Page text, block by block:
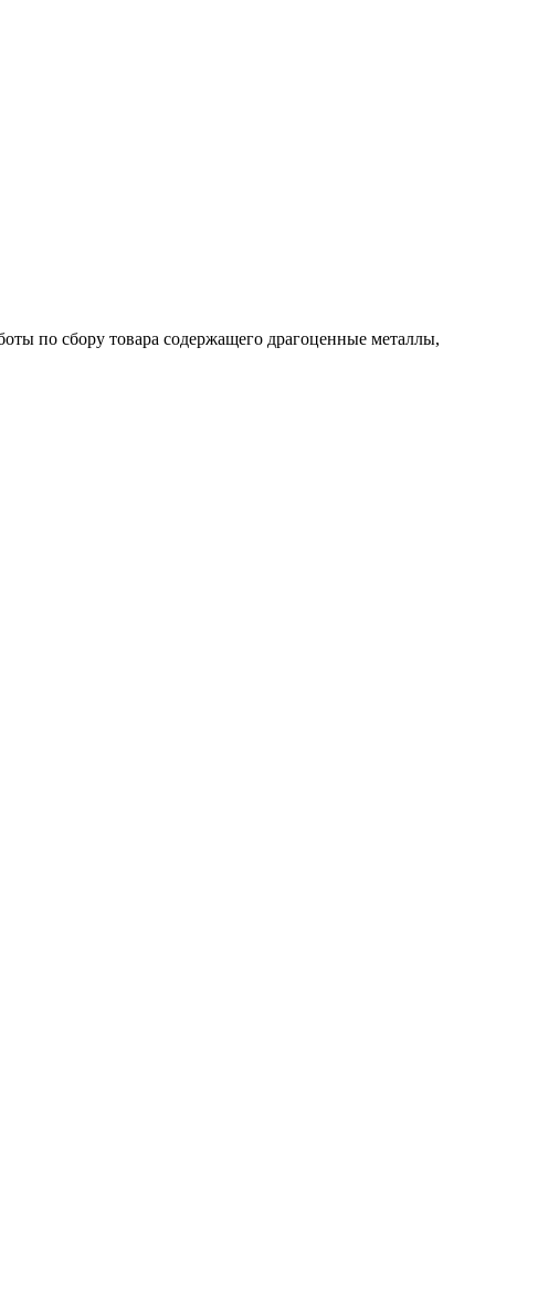
по сбору товара содержащего драгоценные металлы,